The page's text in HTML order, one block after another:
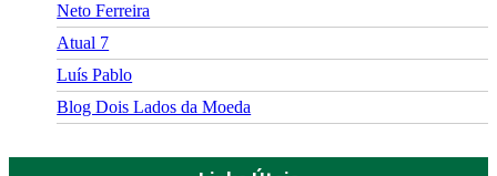
Neto Ferreira
Atual 7
Luís Pablo
Blog Dois Lados da Moeda